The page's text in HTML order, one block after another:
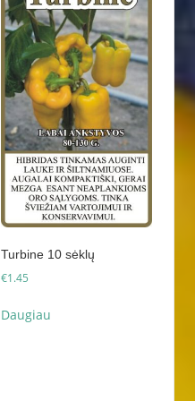
Turbine 10 sėklų
€1.45
Daugiau